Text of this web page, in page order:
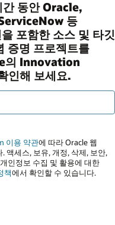
간 동안 Oracle,
등
포함한 소스 및 타깃
증명 프로젝트를
의 Innovation
인해 보세요.
이용 약관에 따라 Oracle 웹
액세스, 보유, 개정, 삭제, 보안,
인정보 수집 및 활용에 대한
책에서 확인할 수 있습니다.